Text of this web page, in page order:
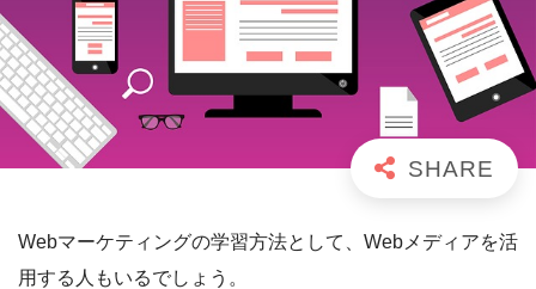
Webマーケティングの学習方法として、Webメディアを活
用する人もいるでしょう。